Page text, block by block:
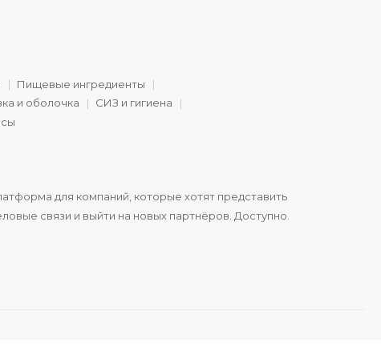
Пищевые ингредиенты
и оболочка
СИЗ и гигиена
для компаний, которые хотят представить
связи и выйти на новых партнёров. Доступно.